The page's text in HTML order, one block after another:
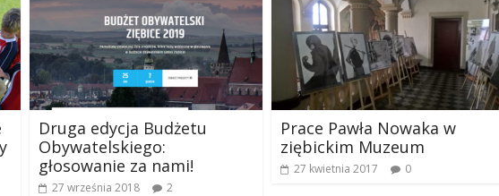
Druga edycja Budżetu
Obywatelskiego:
głosowanie za nami!
27 września 2018 2
Prace Pawła Nowaka w
ziębickim Muzeum
27 kwietnia 2017 0